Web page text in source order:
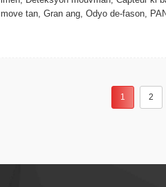
move tan, Gran ang, Odyo de-fason,
1 2